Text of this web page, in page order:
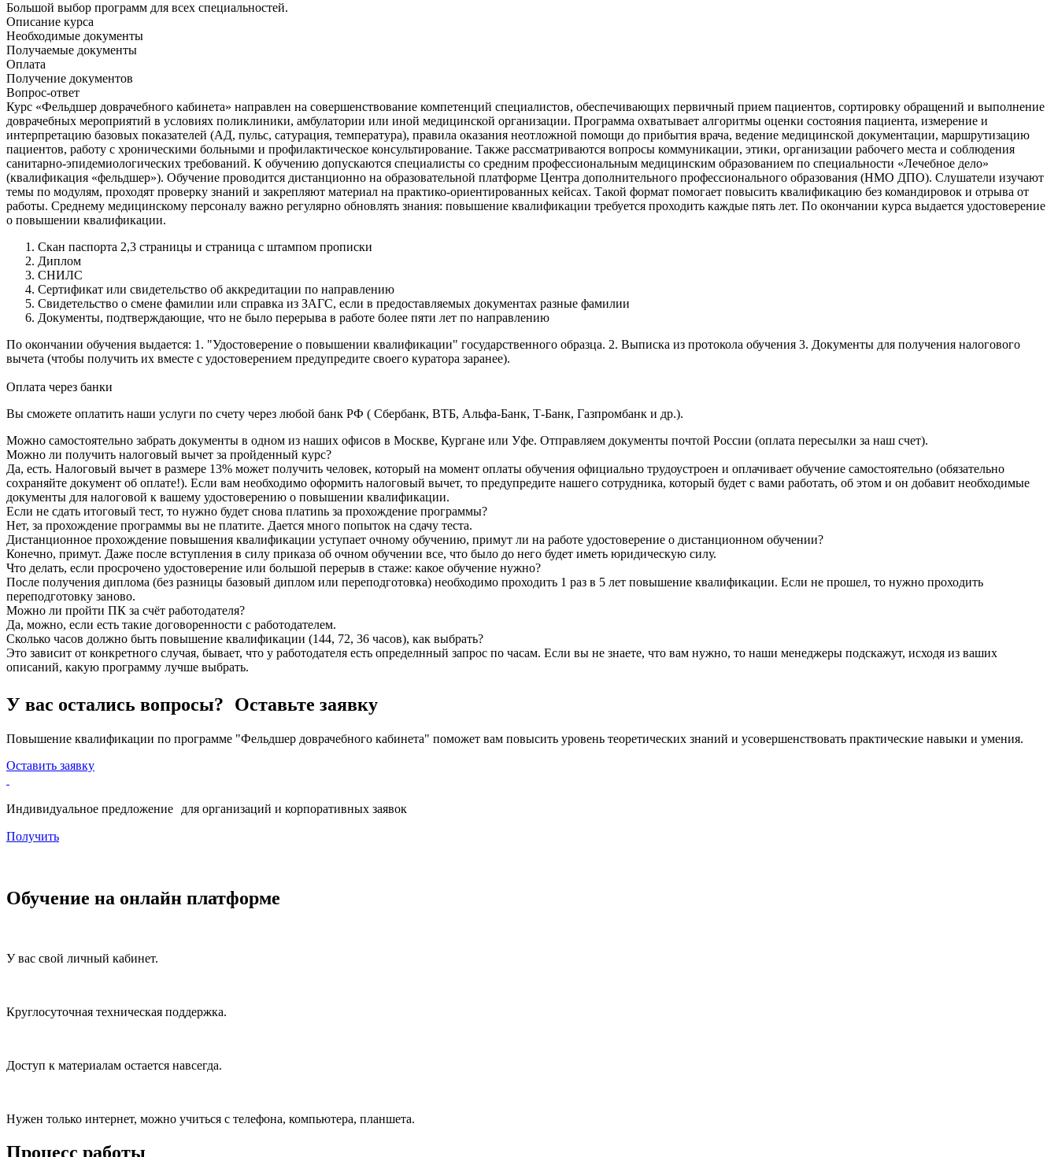
Большой выбор программ для всех специальностей.
Описание курса
Необходимые документы
Получаемые документы
Оплата
Получение документов
Вопрос-ответ
Курс «Фельдшер доврачебного кабинета» направлен на совершенствование компетенций специалистов, обеспечивающих первичный прием пациентов, сортировку обращений и выполнение
доврачебных мероприятий в условиях поликлиники, амбулатории или иной медицинской организации. Программа охватывает алгоритмы оценки состояния пациента, измерение и
интерпретацию базовых показателей (АД, пульс, сатурация, температура), правила оказания неотложной помощи до прибытия врача, ведение медицинской документации, маршрутизацию
пациентов, работу с хроническими больными и профилактическое консультирование. Также рассматриваются вопросы коммуникации, этики, организации рабочего места и соблюдения
санитарно-эпидемиологических требований. К обучению допускаются специалисты со средним профессиональным медицинским образованием по специальности «Лечебное дело»
(квалификация «фельдшер»). Обучение проводится дистанционно на образовательной платформе Центра дополнительного профессионального образования (НМО ДПО). Слушатели изучают
темы по модулям, проходят проверку знаний и закрепляют материал на практико-ориентированных кейсах. Такой формат помогает повысить квалификацию без командировок и отрыва от
работы. Среднему медицинскому персоналу важно регулярно обновлять знания: повышение квалификации требуется проходить каждые пять лет. По окончании курса выдается удостоверение
о повышении квалификации.
Скан паспорта 2,3 страницы и страница с штампом прописки
Диплом
СНИЛС
Сертификат или свидетельство об аккредитации по направлению
Свидетельство о смене фамилии или справка из ЗАГС, если в предоставляемых документах разные фамилии
Документы, подтверждающие, что не было перерыва в работе более пяти лет по направлению
По окончании обучения выдается: 1. "Удостоверение о повышении квалификации" государственного образца. 2. Выписка из протокола обучения 3. Документы для получения налогового
вычета (чтобы получить их вместе с удостоверением предупредите своего куратора заранее).
Оплата через банки
Вы сможете оплатить наши услуги по счету через любой банк РФ ( Сбербанк, ВТБ, Альфа-Банк, Т-Банк, Газпромбанк и др.).
Можно самостоятельно забрать документы в одном из наших офисов в Москве, Кургане или Уфе. Отправляем документы почтой России (оплата пересылки за наш счет).
Можно ли получить налоговый вычет за пройденный курс?
Да, есть. Налоговый вычет в размере 13% может получить человек, который на момент оплаты обучения официально трудоустроен и оплачивает обучение самостоятельно (обязательно
сохраняйте документ об оплате!). Если вам необходимо оформить налоговый вычет, то предупредите нашего сотрудника, который будет с вами работать, об этом и он добавит необходимые
документы для налоговой к вашему удостоверению о повышении квалификации.
Если не сдать итоговый тест, то нужно будет снова платиnь за прохождение программы?
Нет, за прохождение программы вы не платите. Дается много попыток на сдачу теста.
Дистанционное прохождение повышения квалификации уступает очному обучению, примут ли на работе удостоверение о дистанционном обучении?
Конечно, примут. Даже после вступления в силу приказа об очном обучении все, что было до него будет иметь юридическую силу.
Что делать, если просрочено удостоверение или большой перерыв в стаже: какое обучение нужно?
После получения диплома (без разницы базовый диплом или переподготовка) необходимо проходить 1 раз в 5 лет повышение квалификации. Если не прошел, то нужно проходить
переподготовку заново.
Можно ли пройти ПК за счёт работодателя?
Да, можно, если есть такие договоренности с работодателем.
Сколько часов должно быть повышение квалификации (144, 72, 36 часов), как выбрать?
Это зависит от конкретного случая, бывает, что у работодателя есть определнный запрос по часам. Если вы не знаете, что вам нужно, то наши менеджеры подскажут, исходя из ваших
описаний, какую программу лучше выбрать.
У вас остались вопросы? Оставьте заявку
Повышение квалификации по программе "Фельдшер доврачебного кабинета" поможет вам повысить уровень теоретических знаний и усовершенствовать практические навыки и умения.
Оставить заявку
Индивидуальное предложение для организаций и корпоративных заявок
Получить
Обучение на онлайн платформе
У вас свой личный кабинет.
Круглосуточная техническая поддержка.
Доступ к материалам остается навсегда.
Нужен только интернет, можно учиться с телефона, компьютера, планшета.
Процесс работы